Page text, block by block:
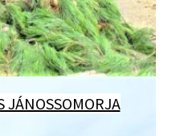
JÁNOSSOMORJA